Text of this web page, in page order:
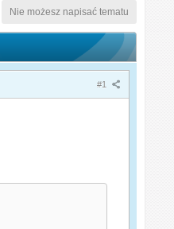
Nie możesz napisać tematu
#1